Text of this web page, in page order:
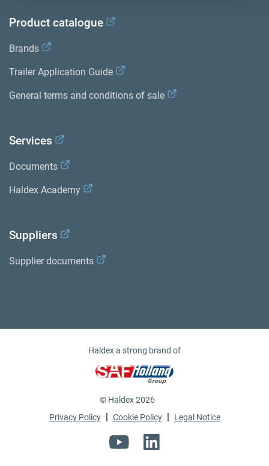
Product catalogue
Brands
Trailer Application Guide
General terms and conditions of sale
Services
Documents
Haldex Academy
Suppliers
Supplier documents
Haldex a strong brand of
© Haldex 2026
Privacy Policy | Cookie Policy | Legal Notice